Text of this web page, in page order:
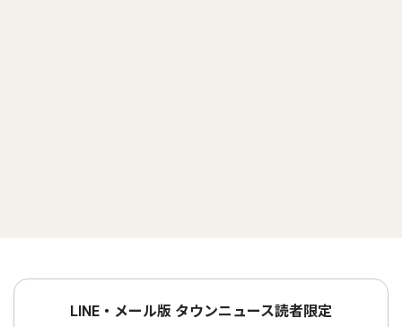
LINE・メール版 タウンニュース読者限定